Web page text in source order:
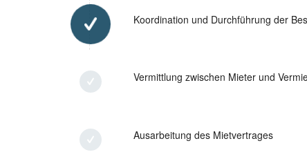
Koordination und Durchführung der
Vermittlung zwischen Mieter und
Ausarbeitung des Mietvertrages